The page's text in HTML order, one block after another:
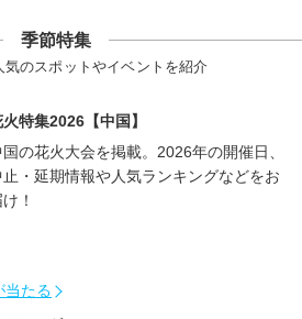
季節特集
気のスポットやイベントを紹介
特集2026【中国】
国の花火大会を掲載。2026年の開催日、
止・延期情報や人気ランキングなどをお
！
当たる